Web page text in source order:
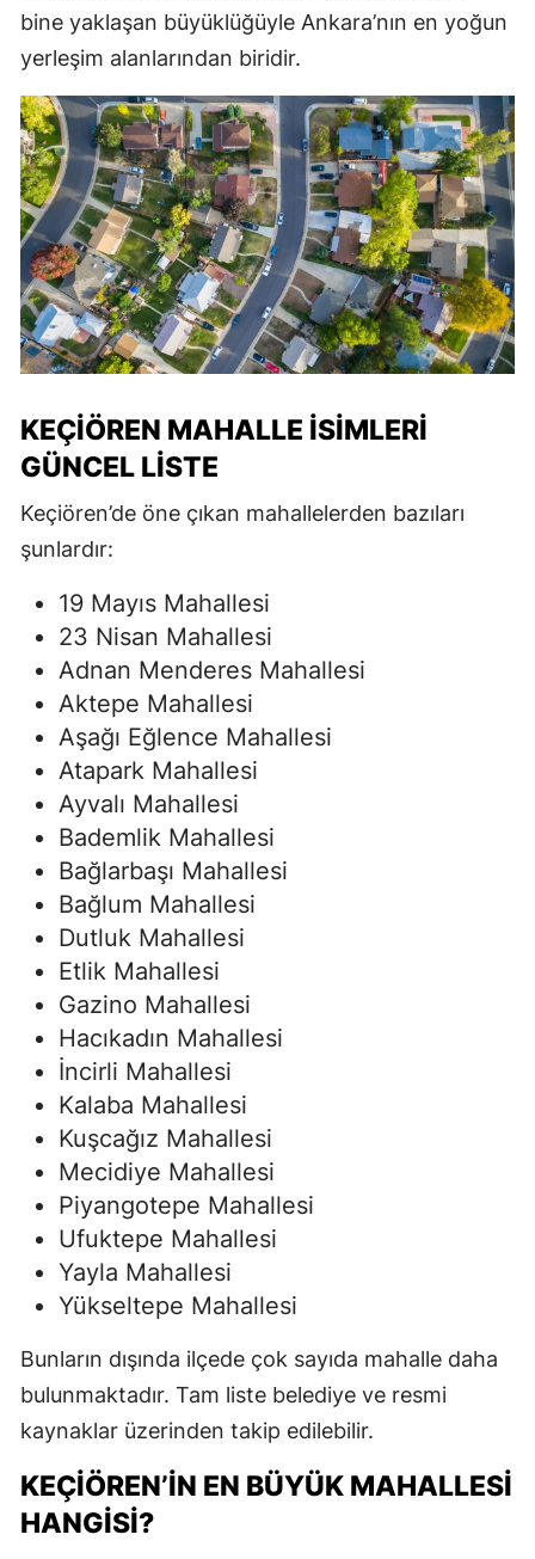
bine yaklaşan büyüklüğüyle Ankara’nın en yoğun
yerleşim alanlarından biridir.
KEÇIÖREN MAHALLE İSIMLERI
GÜNCEL LISTE
Keçiören’de öne çıkan mahallelerden bazıları
şunlardır:
19 Mayıs Mahallesi
23 Nisan Mahallesi
Adnan Menderes Mahallesi
Aktepe Mahallesi
Aşağı Eğlence Mahallesi
Atapark Mahallesi
Ayvalı Mahallesi
Bademlik Mahallesi
Bağlarbaşı Mahallesi
Bağlum Mahallesi
Dutluk Mahallesi
Etlik Mahallesi
Gazino Mahallesi
Hacıkadın Mahallesi
İncirli Mahallesi
Kalaba Mahallesi
Kuşcağız Mahallesi
Mecidiye Mahallesi
Piyangotepe Mahallesi
Ufuktepe Mahallesi
Yayla Mahallesi
Yükseltepe Mahallesi
Bunların dışında ilçede çok sayıda mahalle daha
bulunmaktadır. Tam liste belediye ve resmi
kaynaklar üzerinden takip edilebilir.
KEÇIÖREN’IN EN BÜYÜK MAHALLESI
HANGISI?